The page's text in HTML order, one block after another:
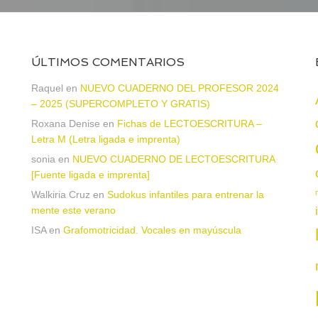
ÚLTIMOS COMENTARIOS
Raquel en NUEVO CUADERNO DEL PROFESOR 2024
– 2025 (SUPERCOMPLETO Y GRATIS)
Roxana Denise en Fichas de LECTOESCRITURA –
Letra M (Letra ligada e imprenta)
sonia en NUEVO CUADERNO DE LECTOESCRITURA
[Fuente ligada e imprenta]
Walkiria Cruz en Sudokus infantiles para entrenar la
mente este verano
ISAen Grafomotricidad. Vocales en mayúscula